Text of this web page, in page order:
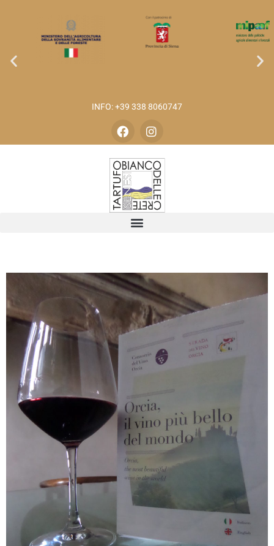
INFO: +39 338 8060747